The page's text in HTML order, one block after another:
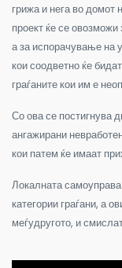
грижа и нега во домот
проект ќе се
а за испорачување на
кои соодветно ќе
граѓаните кои им е
Со ова се постигнува
ангажирани
кои патем ќе имаат
Локалната
категории граѓани, а
меѓудругото, и